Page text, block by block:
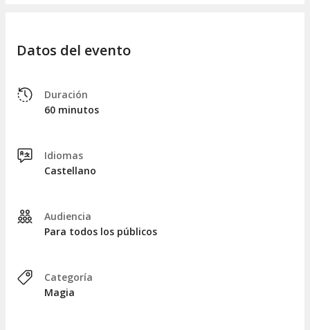
Datos del evento
Duración
60 minutos
Idiomas
Castellano
Audiencia
Para todos los públicos
Categoría
Magia